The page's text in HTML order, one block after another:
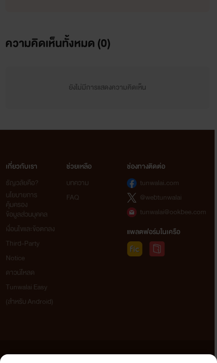
ความคิดเห็นทั้งหมด (0)
ยังไม่มีการแสดงความคิดเห็น
เกี่ยวกับเรา
ธัญวลัยคือ?
นโยบายการ
คุ้มครอง
ข้อมูลส่วนบุคคล
เงื่อนไขและข้อตกลง
Third-Party
Notice
ดาวน์โหลด
Tunwalai Easy
(สำหรับ Android)
ช่วยเหลือ
บทความ
FAQ
ช่องทางติดต่อ
tunwalai.com
@webtunwalai
tunwalai@ookbee.com
แพลตฟอร์มในเครือ